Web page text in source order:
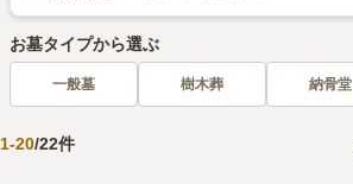
お墓タイプから選ぶ
一般墓 樹木葬 納骨堂
1-20/22件